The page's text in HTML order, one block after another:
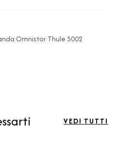
Omnistor Thule 5002
VEDI TUTTI